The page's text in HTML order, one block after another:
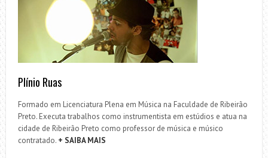
Plínio Ruas
Formado em Licenciatura Plena em Música na Faculdade de Ribeirão
Preto. Executa trabalhos como instrumentista em estúdios e atua na
cidade de Ribeirão Preto como professor de música e músico
contratado. + SAIBA MAIS